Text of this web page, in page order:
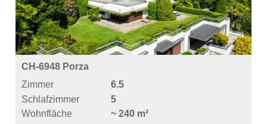
CH-6948 Porza
Zimmer
6.5
Schlafzimmer
5
Wohnfläche
~ 240 m²